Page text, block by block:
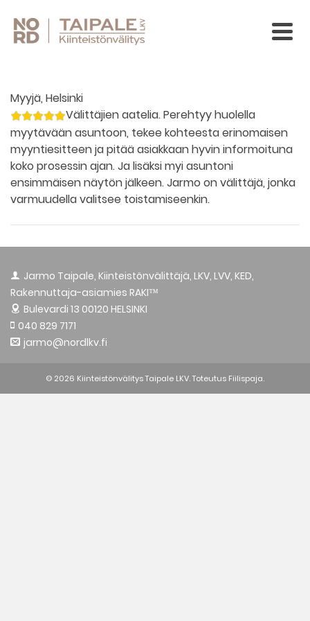
Myyjä, Helsinki
Välittäjien aatelia. Perehtyy huolella
myytävään asuntoon, tekee kohteesta erinomaisen
myyntiesitteen ja pitää asiakkaan hyvin informoituna
koko prosessin ajan. Ja lisäksi myi asuntoni
ensimmäisen näytön jälkeen. Jarmo on välittäjä, jonka
varmuudella valitsee toistamiseenkin.
Jarmo Taipale, Kiinteistönvälittäjä, LKV, LVV, KED,
Rakennuttaja-asiamies RAKI™
Bulevardi 13 00120 HELSINKI
040 829 7171
jarmo@nordlkv.fi
© 2026 Kiinteistönvälitys Taipale LKV. Toteutus Fiilispaja.